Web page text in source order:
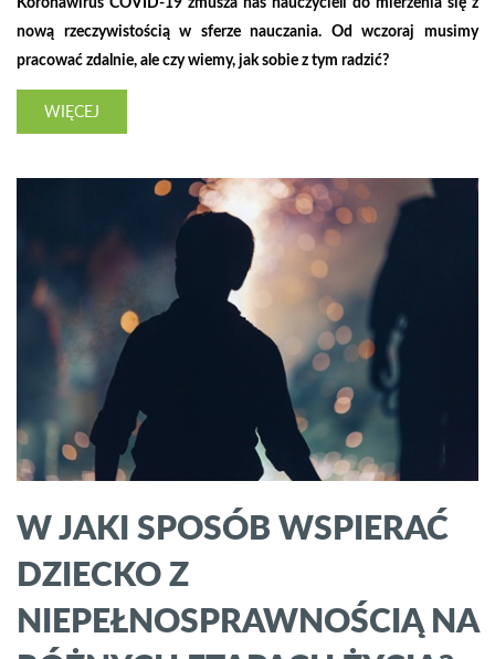
Koronawirus COVID-19 zmusza nas nauczycieli do mierzenia się z
nową rzeczywistością w sferze nauczania. Od wczoraj musimy
pracować zdalnie, ale czy wiemy, jak sobie z tym radzić?
WIĘCEJ
W JAKI SPOSÓB WSPIERAĆ
DZIECKO Z
NIEPEŁNOSPRAWNOŚCIĄ NA